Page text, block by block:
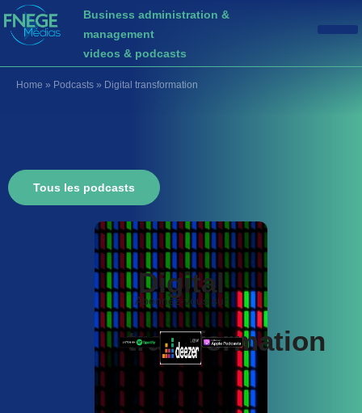
Business administration &
management
videos & podcasts
Home » Podcasts » Digital transformation
Tous les podcasts
Digital
transformation
Abonnez-vous sur